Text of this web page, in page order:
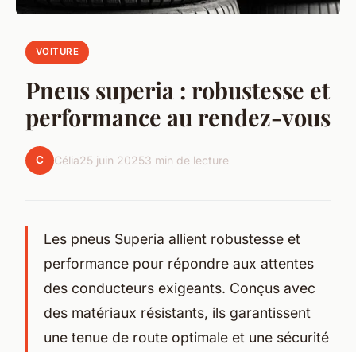
VOITURE
Pneus superia : robustesse et
performance au rendez-vous
C Célia25 juin 20253 min de lecture
Les pneus Superia allient robustesse et
performance pour répondre aux attentes
des conducteurs exigeants. Conçus avec
des matériaux résistants, ils garantissent
une tenue de route optimale et une sécurité